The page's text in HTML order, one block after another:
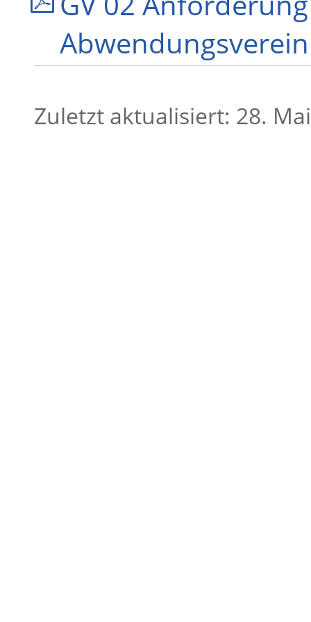
Zuletzt aktualisiert: 28.